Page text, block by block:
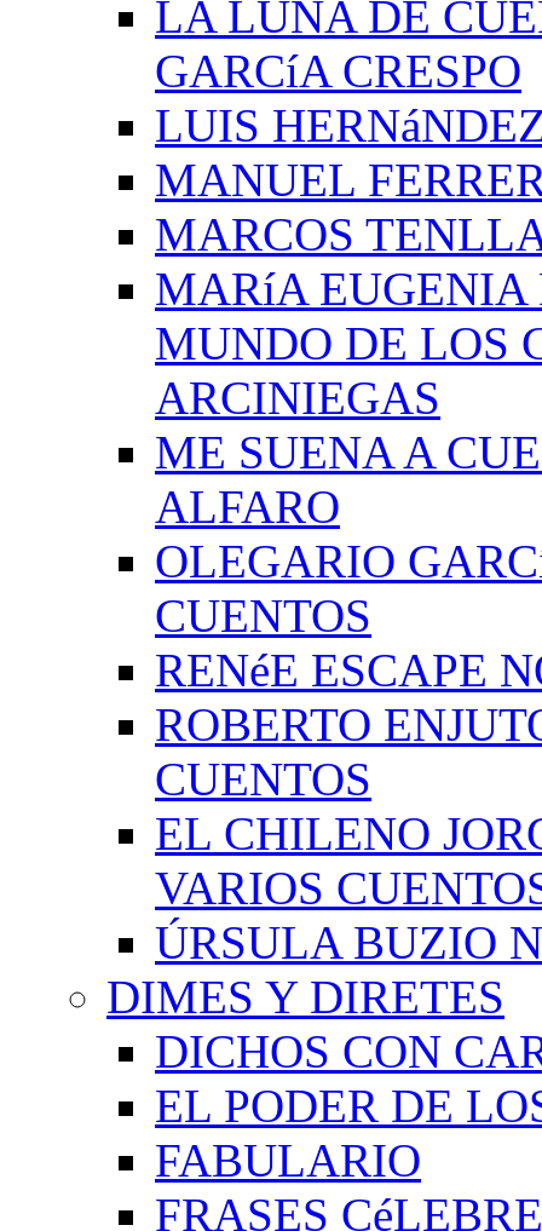
LA LUNA DE
GARCíA CRESPO
LUIS
MANUEL
MARCOS
MARíA EUGENIA
MUNDO DE LOS
ARCINIEGAS
ME SUENA A
ALFARO
OLEGARIO
CUENTOS
RENéE ESCAPE
ROBERTO
CUENTOS
EL CHILENO
VARIOS
ÚRSULA BUZIO
DIMES Y DIRETES
DICHOS CON
EL PODER DE
FABULARIO
FRASES